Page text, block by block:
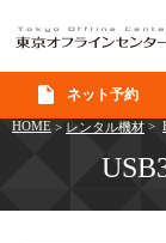
ネット予約
HOME > レンタル機材 >